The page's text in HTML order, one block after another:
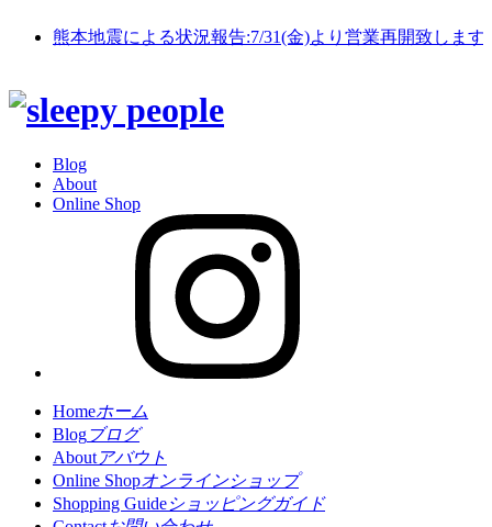
熊本地震による状況報告:7/31(金)より営業再開致します
Blog
About
Online Shop
Homeホーム
Blogブログ
About アバウト
Online Shopオンラインショップ
Shopping Guideショッピングガイド